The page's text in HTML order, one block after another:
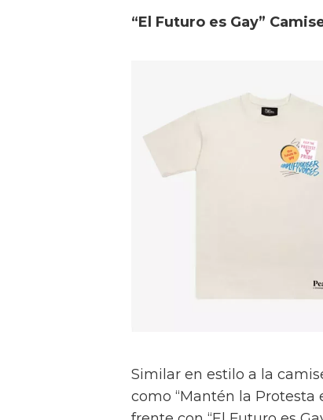
“El Futuro es Gay”
Similar en estilo a la
como “Mantén la Protesta